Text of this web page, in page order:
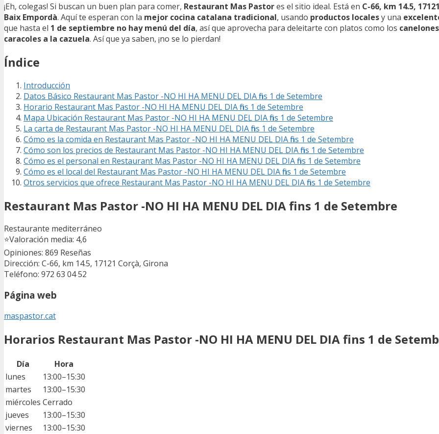
¡Eh, colegas! Si buscan un buen plan para comer, Restaurant Mas Pastores el sitio ideal. Está en C-66, km 14.5,
Baix Empordà. Aquí te esperan con la mejor cocina catalana tradicional, usando productos localesy una
que hasta el 1 de septiembre no hay menú del día, así que aprovecha para deleitarte con platos como los
caracoles a la cazuela. Así que ya saben, ¡no se lo pierdan!
Índice
Introducción
Datos Básico Restaurant Mas Pastor -NO HI HA MENU DEL DIA fins 1 de Setembre
Horario Restaurant Mas Pastor -NO HI HA MENU DEL DIA fins 1 de Setembre
Mapa Ubicación Restaurant Mas Pastor -NO HI HA MENU DEL DIA fins 1 de Setembre
La carta de Restaurant Mas Pastor -NO HI HA MENU DEL DIA fins 1 de Setembre
Cómo es la comida en Restaurant Mas Pastor -NO HI HA MENU DEL DIA fins 1 de Setembre
Cómo son los precios de Restaurant Mas Pastor -NO HI HA MENU DEL DIA fins 1 de Setembre
Cómo es el personal en Restaurant Mas Pastor -NO HI HA MENU DEL DIA fins 1 de Setembre
Cómo es el local del Restaurant Mas Pastor -NO HI HA MENU DEL DIA fins 1 de Setembre
Otros servicios que ofrece Restaurant Mas Pastor -NO HI HA MENU DEL DIA fins 1 de Setembre
Restaurant Mas Pastor -NO HI HA MENU DEL DIA fins 1 de Setembre
Restaurante mediterráneo
⭐Valoración media: 4,6
Opiniones: 869 Reseñas
Dirección: C-66, km 14.5, 17121 Corçà, Girona
Teléfono: 972 63 04 52
Página web
maspastor.cat
Horarios Restaurant Mas Pastor -NO HI HA MENU DEL DIA fins 1 de
Día
Hora
lunes
13:00–15:30
martes
13:00–15:30
miércoles Cerrado
jueves
13:00–15:30
viernes
13:00–15:30